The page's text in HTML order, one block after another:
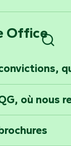
Office
où nous